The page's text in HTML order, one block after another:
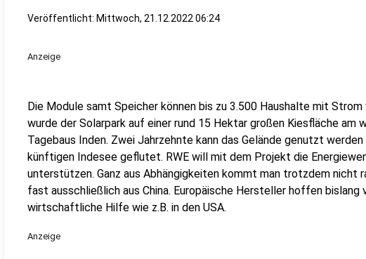
Veröffentlicht: Mittwoch, 21.12.2022 06:24
Anzeige
Die Module samt Speicher können bis zu 3.500 Haushalte mit
wurde der Solarpark auf einer rund 15 Hektar großen Kiesfläche am
Tagebaus Inden. Zwei Jahrzehnte kann das Gelände genutzt
künftigen Indesee geflutet. RWE will mit dem Projekt die
unterstützen. Ganz aus Abhängigkeiten kommt man trotzdem nicht
fast ausschließlich aus China. Europäische Hersteller hoffen bislang
wirtschaftliche Hilfe wie z.B. in den USA.
Anzeige